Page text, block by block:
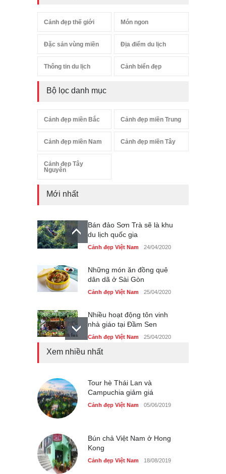
Cảnh đẹp thế giới Món ngon
Đặc sản vùng miền Địa điểm du lịch
Thông tin du lịch Cảnh biển đẹp
Bộ lọc danh mục
Cảnh đẹp miền Bắc Cảnh đẹp miền Trung
Cảnh đẹp miền Nam Cảnh đẹp miền Tây
Cảnh đẹp Tây
Nguyên
Mới nhất
Bán đảo Sơn Trà sẽ là khu
du lịch quốc gia
Cảnh đẹp Việt Nam 24/04/2020
Những món ăn đồng quê
dân dã ở Sài Gòn
Cảnh đẹp Việt Nam 25/04/2020
Nhiều hoạt động tôn vinh
nhà giáo tại Đầm Sen
Cảnh đẹp Việt Nam 25/04/2020
thực Italy
Cảnh đẹp Việt Nam 25/04/2020
Cảnh đẹp Việt Nam 25/04/2020
Xem nhiều nhất
Tour hè Thái Lan và
Campuchia giảm giá
Cảnh đẹp Việt Nam 05/06/2019
Bún chả Việt Nam ở Hong
Kong
Cảnh đẹp Việt Nam 18/08/2019